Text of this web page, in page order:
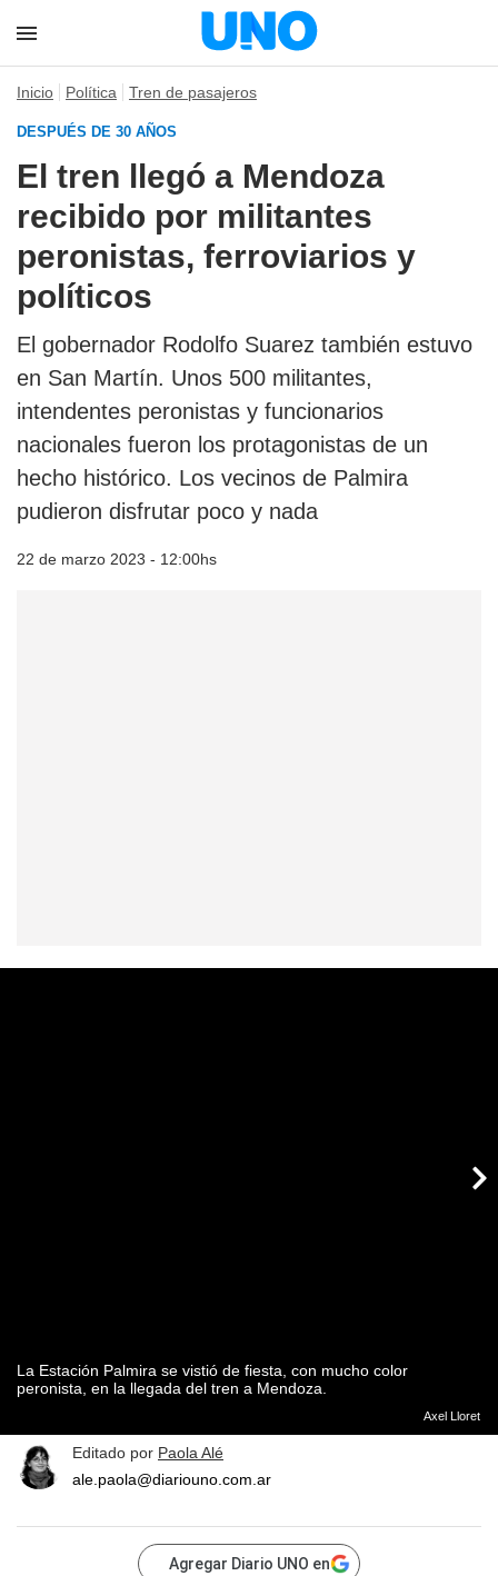
Inicio Política Tren de pasajeros
DESPUÉS DE 30 AÑOS
El tren llegó a Mendoza
recibido por militantes
peronistas, ferroviarios y
políticos
El gobernador Rodolfo Suarez también estuvo
en San Martín. Unos 500 militantes,
intendentes peronistas y funcionarios
nacionales fueron los protagonistas de un
hecho histórico. Los vecinos de Palmira
pudieron disfrutar poco y nada
22 de marzo 2023 - 12:00hs
La Estación Palmira se vistió de fiesta, con mucho color
peronista, en la llegada del tren a Mendoza.
Axel Lloret
Editado por Paola Alé
ale.paola@diariouno.com.ar
Agregar Diario UNO en